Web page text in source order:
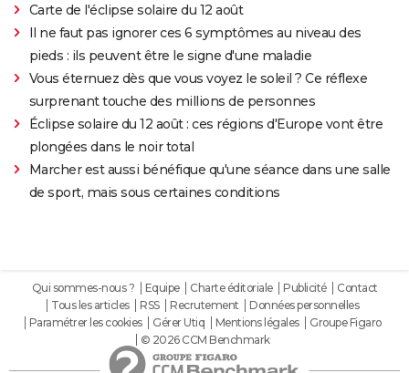
Carte de l'éclipse solaire du 12 août
Il ne faut pas ignorer ces 6 symptômes au niveau des
pieds : ils peuvent être le signe d'une maladie
Vous éternuez dès que vous voyez le soleil ? Ce réflexe
surprenant touche des millions de personnes
Éclipse solaire du 12 août : ces régions d'Europe vont être
plongées dans le noir total
Marcher est aussi bénéfique qu'une séance dans une salle
de sport, mais sous certaines conditions
Qui sommes-nous ? Equipe Charte éditoriale Publicité
Contact
Tous les articles
RSS Recrutement
Données personnelles
Paramétrer les cookies
Gérer Utiq Mentions légales
Groupe Figaro
© 2026 CCM Benchmark